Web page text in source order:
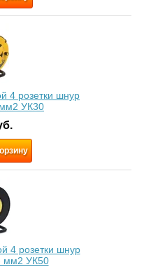
4 розетки шнур
УК30
4 розетки шнур
мм2 УК50